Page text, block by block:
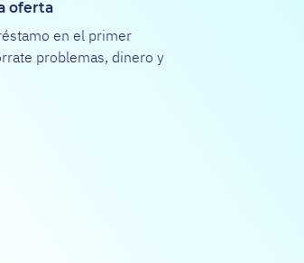
oferta
en el primer
problemas, dinero y